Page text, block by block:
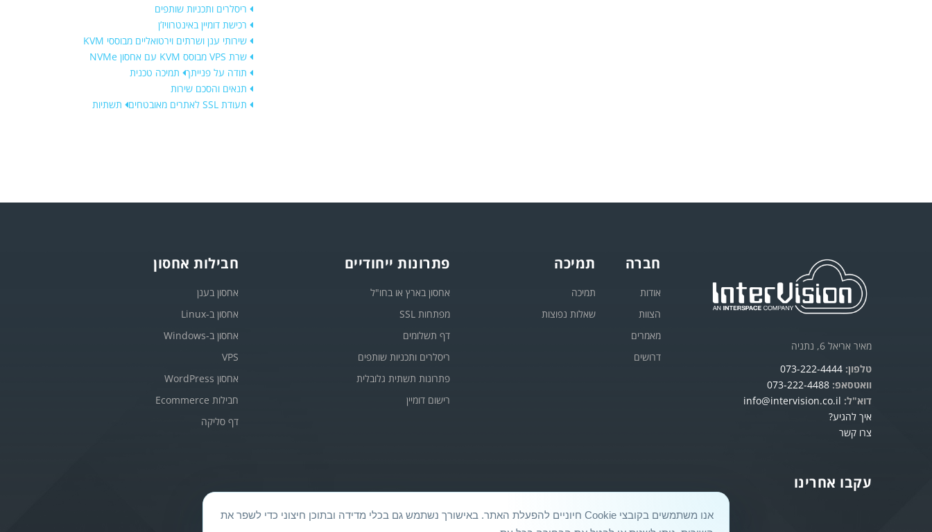
ריסלרים ותכניות שותפים
רכישת דומיין באינטרוויז’ן
שירותי ענן ושרתים וירטואליים מבוססי KVM
שרת VPS מבוסס KVM עם אחסון NVMe
תודה על פנייתך תמיכה טכנית
תנאים והסכם שירות
תעודת SSL לאתרים מאובטחים
תשתיות
מאיר אריאל 6, נתניה
טלפון: 073-222-4444
וואטסאפ: 073-222-4488
דוא"ל: info@intervision.co.il
איך להגיע?
צרו קשר
עקבו אחרינו
חברה
אודות
הצוות
מאמרים
דרושים
תמיכה
תמיכה
שאלות נפוצות
פתרונות ייחודיים
אחסון בארץ או בחו"ל
מפתחות SSL
דף תשלומים
ריסלרים ותכניות שותפים
פתרונות תשתית גלובלית
רישום דומיין
חבילות אחסון
אחסון בענן
אחסון ב-Linux
אחסון ב-Windows
VPS
אחסון WordPress
חבילות Ecommerce
דף סליקה
אנו משתמשים בקובצי Cookie חיוניים להפעלת האתר. באישורך נשתמש גם בכלי מדידה ובתוכן חיצוני כדי לשפר את